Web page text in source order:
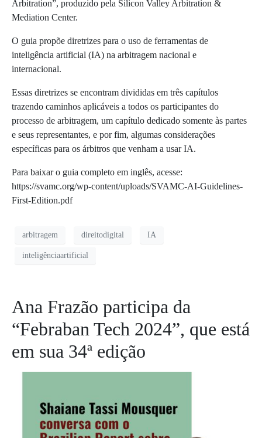
Arbitration”, produzido pela Silicon Valley Arbitration &
Mediation Center.
O guia propõe diretrizes para o uso de ferramentas de
inteligência artificial (IA) na arbitragem nacional e
internacional.
Essas diretrizes se encontram divididas em três capítulos
trazendo caminhos aplicáveis a todos os participantes do
processo de arbitragem, um capítulo dedicado somente às partes
e seus representantes, e por fim, algumas considerações
específicas para os árbitros que venham a usar IA.
Para baixar o guia completo em inglês, acesse:
https://svamc.org/wp-content/uploads/SVAMC-AI-Guidelines-
First-Edition.pdf
arbitragem direitodigital IA
inteligênciaartificial
Ana Frazão participa da
“Febraban Tech 2024”, que está
em sua 34ª edição